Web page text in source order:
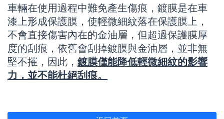
車輛在使用過程中難免產生傷痕，鍍膜是在車
漆上形成保護膜，使輕微細紋落在保護膜上，
不會直接傷害內在的金油層，但超過保護膜厚
度的刮痕，依舊會刮掉鍍膜與金油層，並非無
堅不摧，因此， 鍍膜僅能降低輕微細紋的影響
力，並不能杜絕刮痕。